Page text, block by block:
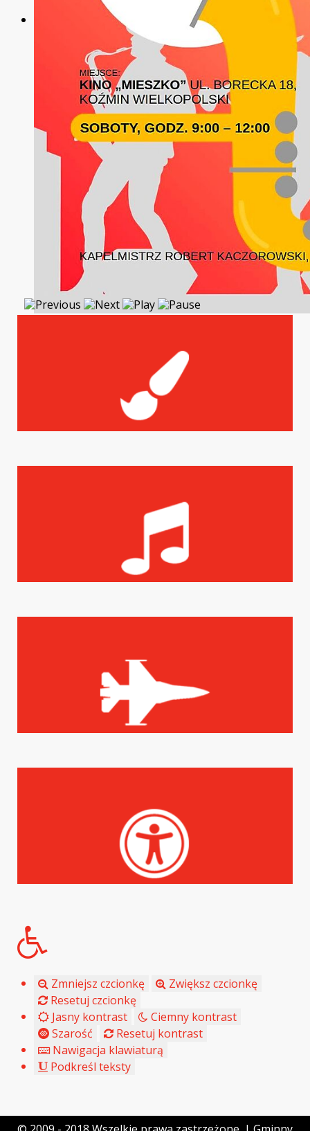
Zmniejsz czcionkę
Zwiększ czcionkę
Resetuj czcionkę
Jasny kontrast
Ciemny kontrast
Szarość
Resetuj kontrast
Nawigacja klawiaturą
Podkreśl teksty